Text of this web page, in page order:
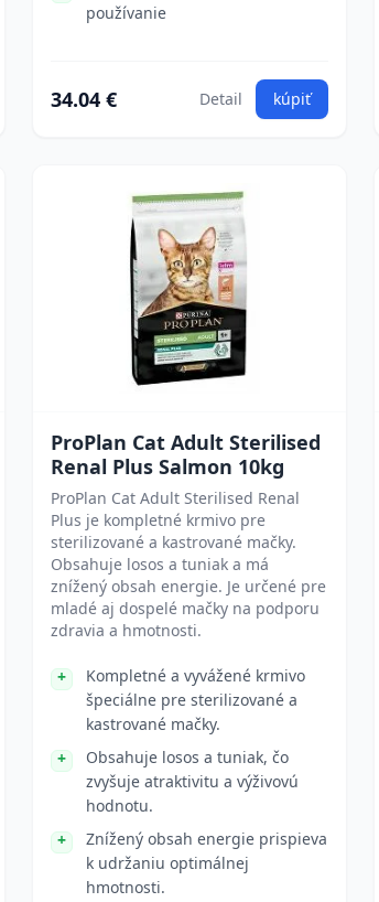
používanie
34.04 € Detail kúpiť
ProPlan Cat Adult Sterilised
Renal Plus Salmon 10kg
ProPlan Cat Adult Sterilised Renal
Plus je kompletné krmivo pre
sterilizované a kastrované mačky.
Obsahuje losos a tuniak a má
znížený obsah energie. Je určené pre
mladé aj dospelé mačky na podporu
zdravia a hmotnosti.
Kompletné a vyvážené krmivo
špeciálne pre sterilizované a
kastrované mačky.
Obsahuje losos a tuniak, čo
zvyšuje atraktivitu a výživovú
hodnotu.
Znížený obsah energie prispieva
k udržaniu optimálnej
hmotnosti.